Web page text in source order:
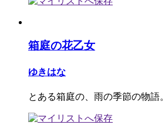
箱庭の花乙女
ゆきはな
とある箱庭の、雨の季節の物語。